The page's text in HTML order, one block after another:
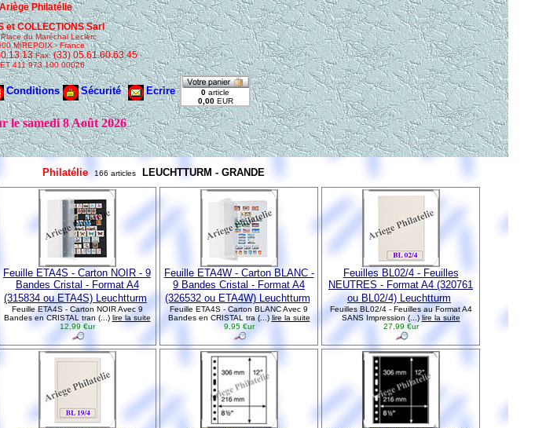
Philatélie 166 articles
LEUCHTTURM - GRANDE
Feuille ETA4S - Carton NOIR - 9
Bandes Cristal - Format A4
(315834 ou ETA4S) Leuchtturm
Feuille ETA4S - Carton NOIR Avec 9
Bandes en CRISTAL tran (...) lire la suite
12,99 €ur
Feuille ETA4W - Carton BLANC -
9 Bandes Cristal - Format A4
(326532 ou ETA4W) Leuchtturm
Feuille ETA4S - Carton BLANC Avec 9
Bandes en CRISTAL tra (...) lire la suite
9,95 €ur
Feuilles BL02/4 - Feuilles
NEUTRES - Format A4 (320761
ou BL02/4) Leuchtturm
Feuilles BL02/4 - Feuilles au Format A4
SANS Impression (...) lire la suite
27,99 €ur